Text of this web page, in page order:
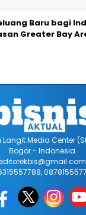
Baru bagi
Greater Bay
Langit Media Center
Bogor - Indonesia